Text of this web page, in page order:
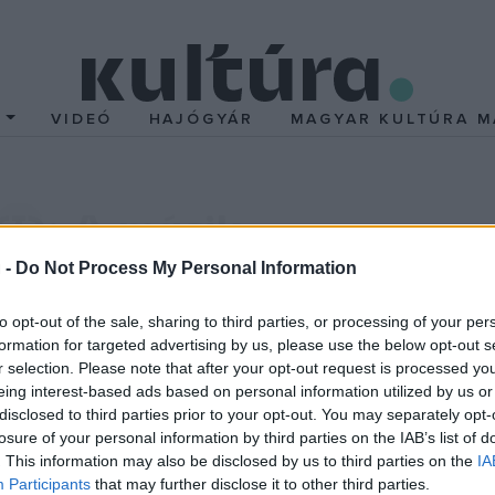
- Do Not Process My Personal Information
opt-out of the sale, sharing to third parties, or processing of your
for targeted advertising by us, please use the below opt-out
selection. Please note that after your opt-out request is processed
interest-based ads based on personal information utilized by us
to third parties prior to your opt-out. You may separately
of your personal information by third parties on the IAB’s list of
This information may also be disclosed by us to third parties on the
Participants that may further disclose it to other third parties.
VIDEÓ HAJÓGYÁR MAGYAR KULTÚRA
A másik
2011. szeptember 14-15. 20:00
A sötétben zajló események megtévesztik a szemet
a határain túlra, ahol az élettelen tárgyak életre kelnek és
ott lapul a módszer!
zsonglőr, táncos, zenész és utcai előadó egy